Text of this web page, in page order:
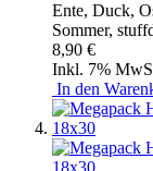
Ente, Duck,
Sommer,
8,90 €
Inkl. 7%
In den